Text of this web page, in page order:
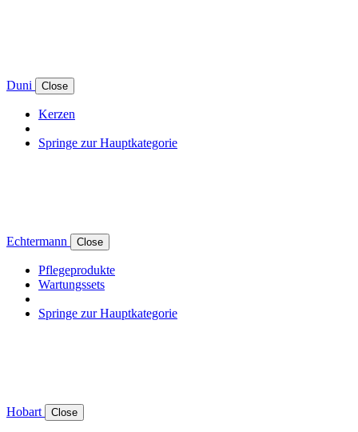
Duni Close
Kerzen
Springe zur Hauptkategorie
Echtermann Close
Pflegeprodukte
Wartungssets
Springe zur Hauptkategorie
Hobart Close